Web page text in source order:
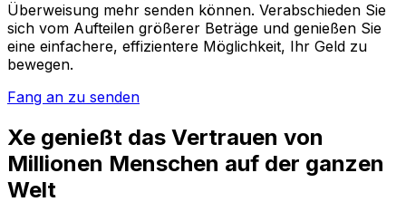
Überweisung mehr senden können. Verabschieden Sie
sich vom Aufteilen größerer Beträge und genießen Sie
eine einfachere, effizientere Möglichkeit, Ihr Geld zu
bewegen.
Fang an zu senden
Xe genießt das Vertrauen von
Millionen Menschen auf der ganzen
Welt